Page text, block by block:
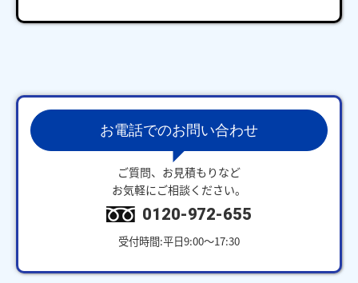
お電話でのお問い合わせ
ご質問、お見積もりなど
お気軽にご相談ください。
0120-972-655
受付時間:平日9:00～17:30